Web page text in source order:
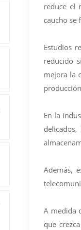
reduce el
caucho se
Estudios
reducido
mejora la
En la
Además,
A medida
que